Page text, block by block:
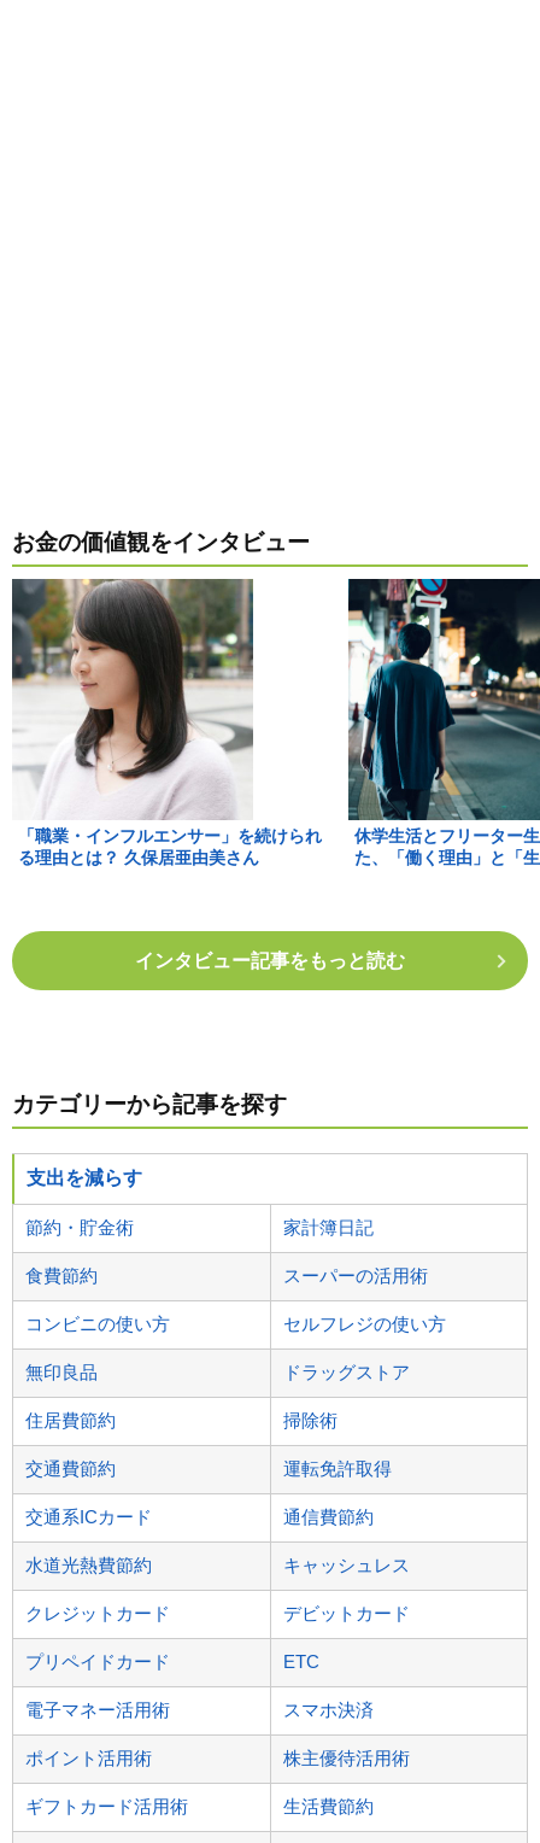
お金の価値観をインタビュー
「職業・インフルエンサー」を続けられ
る理由とは？ 久保居亜由美さん
休学生活とフリーター
た、「働く理由」と「
インタビュー記事をもっと読む
カテゴリーから記事を探す
支出を減らす
節約・貯金術 家計簿日記
食費節約 スーパーの活用術
コンビニの使い方 セルフレジの使い方
無印良品 ドラッグストア
住居費節約 掃除術
交通費節約 運転免許取得
交通系ICカード 通信費節約
水道光熱費節約 キャッシュレス
クレジットカード デビットカード
プリペイドカード ETC
電子マネー活用術 スマホ決済
ポイント活用術 株主優待活用術
ギフトカード活用術 生活費節約